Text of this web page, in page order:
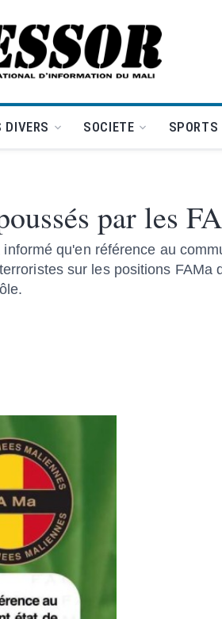
L'Essor - retour à la une
DIVERS SOCIETE SPORTS
par les
qu'en référence au
sur les positions FAMa